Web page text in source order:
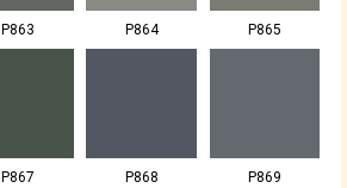
P863 P864 P865
P867 P868 P869